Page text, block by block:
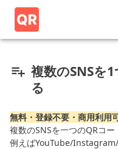
複数のSNSを
る
無料・登録不要・商用利用
複数のSNSを一つのQRコ
例えばYouTube/Instagram/